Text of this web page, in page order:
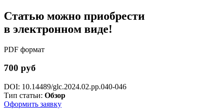
Статью можно приобрести
в электронном виде!
PDF формат
700 руб
DOI: 10.14489/glc.2024.02.pp.040-046
Тип статьи: Обзор
Оформить заявку